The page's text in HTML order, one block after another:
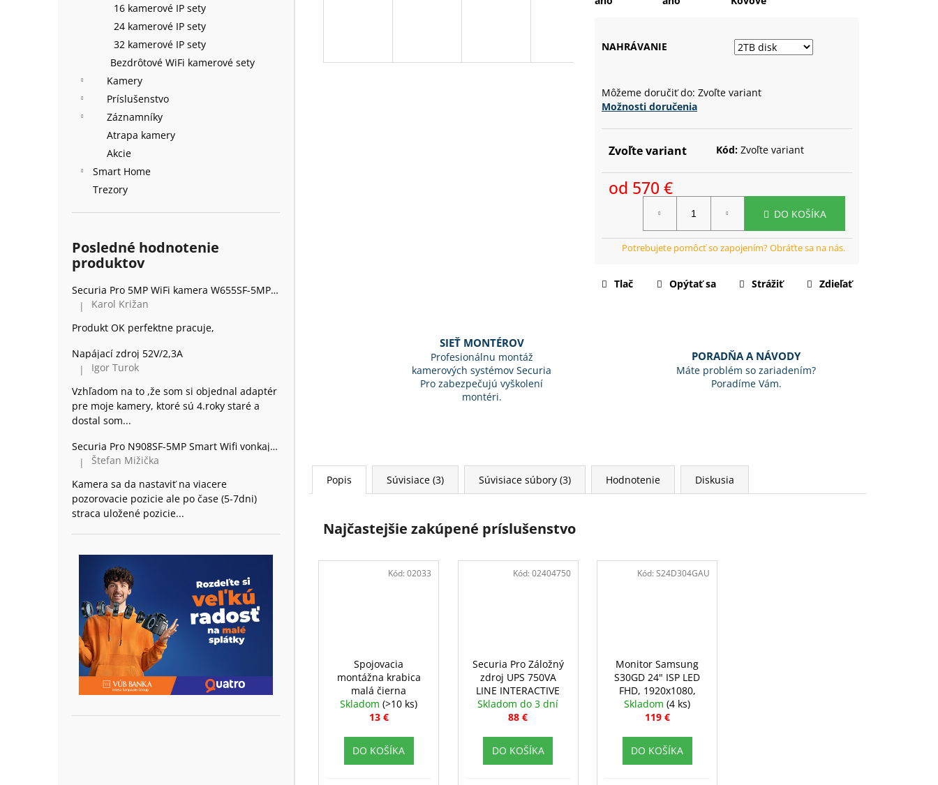
16 kamerové IP sety
24 kamerové IP sety
32 kamerové IP sety
Bezdrôtové WiFi kamerové sety
Kamery
Príslušenstvo
Záznamníky
Atrapa kamery
Akcie
Smart Home
Trezory
Posledné hodnotenie
produktov
Securia Pro 5MP WiFi kamera W655SF-5MP, kov
Hodnotenie produktu je 5 z 5 hviezdičiek.
|
Karol Križan
Produkt OK perfektne pracuje,
Napájací zdroj 52V/2,3A
Hodnotenie produktu je 5 z 5 hviezdičiek.
|
Igor Turok
Vzhľadom na to ,že som si objednal adaptér
pre moje kamery, ktoré sú 4.roky staré a
dostal som...
Securia Pro N908SF-5MP Smart Wifi vonkajšia 360 Kamera Dome, plast
Hodnotenie produktu je 2 z 5 hviezdičiek.
|
Štefan Mižička
Kamera sa da nastaviť na viacere
pozorovacie pozicie ale po čase (5-7dni)
straca uložené pozicie...
NAHRÁVANIE
Môžeme doručiť do: Zvoľte variant
Možnosti doručenia
Zvoľte variant Kód: Zvoľte variant
od 570 €
DO KOŠÍKA
Tlač Opýtať sa Strážiť Zdieľať
D
SIEŤ MONTÉROV
Profesionálnu montáž
kamerových systémov Securia
Pro zabezpečujú vyškolení
montéri.
PORADŇA A NÁVODY
Máte problém so zariadením?
Poradíme Vám.
Popis Súvisiace (3) Súvisiace súbory (3) Hodnotenie Diskusia
Najčastejšie zakúpené príslušenstvo
Spojovacia
montážna krabica
malá čierna
Skladom(>10 ks)
13 €
DO KOŠÍKA
Kód:02033
Securia Pro Záložný
zdroj UPS 750VA
LINE INTERACTIVE
Skladom do 3 dní
88 €
DO KOŠÍKA
Kód: 02404750
Monitor Samsung
S30GD 24" ISP LED
FHD, 1920x1080,
HDMI/VGA
Skladom(4 ks)
119 €
DO KOŠÍKA
Kód:S24D304GAU